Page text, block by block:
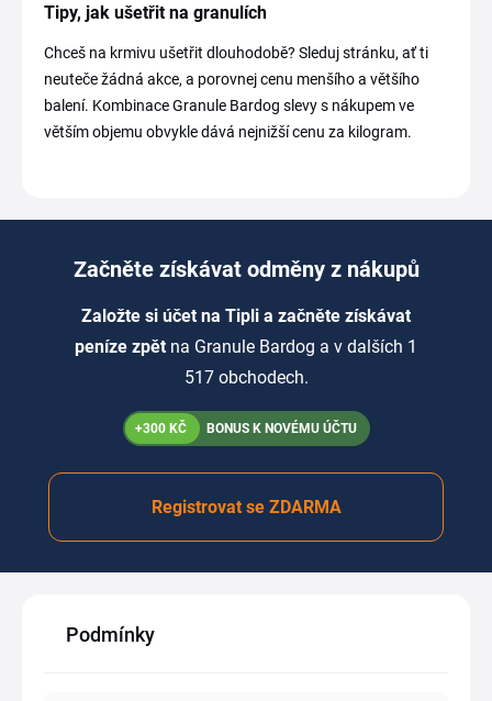
Tipy, jak ušetřit na granulích
Chceš na krmivu ušetřit dlouhodobě? Sleduj stránku, ať ti
neuteče žádná akce, a porovnej cenu menšího a většího
balení. Kombinace Granule Bardog slevy s nákupem ve
větším objemu obvykle dává nejnižší cenu za kilogram.
Začněte získávat odměny z nákupů
Založte si účet na Tipli a začněte získávat
peníze zpět na Granule Bardog a v dalších 1
517 obchodech.
+300 KČ BONUS K NOVÉMU ÚČTU
Registrovat se ZDARMA
Podmínky